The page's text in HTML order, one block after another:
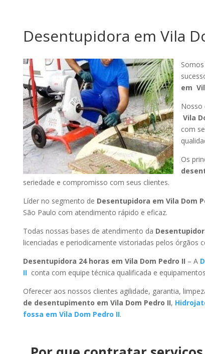
Desentupidora em Vila
em
Nosso
Vila
com
Os
seriedade e compromisso com seus clientes.
Líder no segmento de Desentupidora em Vila Dom
São Paulo com atendimento rápido e eficaz.
Todas nossas bases de atendimento da
licenciadas e periodicamente vistoriadas pelos órgãos
Desentupidora 24 horas em Vila Dom Pedro II – A
II conta com equipe técnica qualificada e
Oferecer aos nossos clientes agilidade, garantia,
de desentupimento em Vila Dom Pedro II,
fossa em Vila Dom Pedro II.